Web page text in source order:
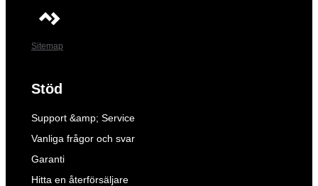
Sitemap
Stöd
Support &amp; Service
Vanliga frågor och svar
Garanti
Hitta en återförsäljare